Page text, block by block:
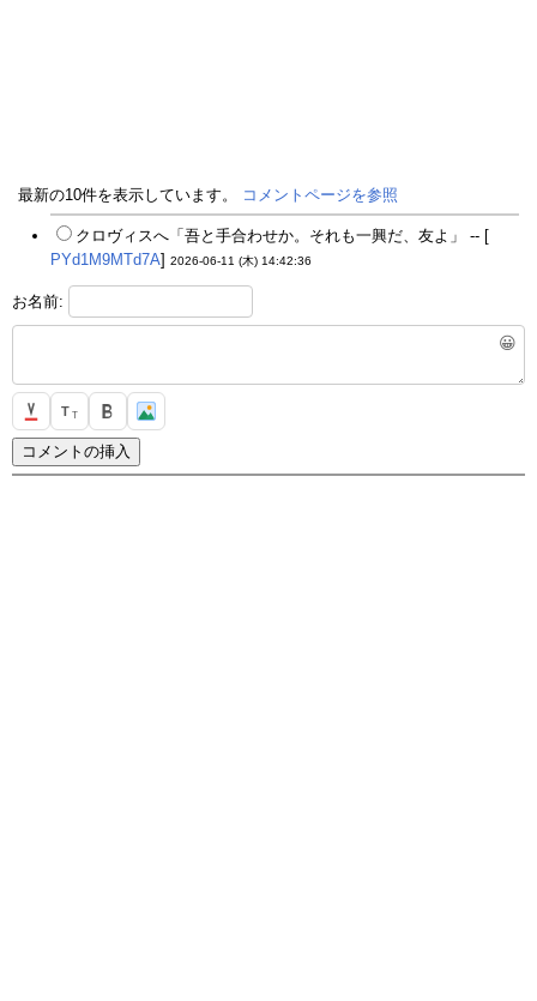
最新の10件を表示しています。 コメントページを参照
クロヴィスへ「吾と手合わせか。それも一興だ、友よ」 -- [
PYd1M9MTd7A] 2026-06-11 (木) 14:42:36
お名前:
😀
T T